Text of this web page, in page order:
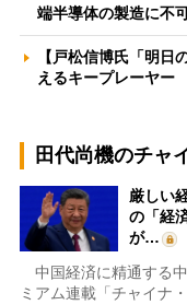
端半導体の製造に不
【戸松信博氏「明
えるキープレーヤ
田代尚機のチャ
厳しい
の「経
が…
中国経済に精通する
ミアム連載「チャイナ